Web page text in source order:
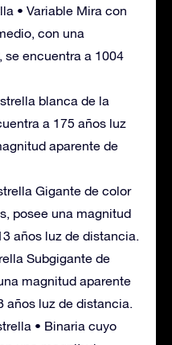
• Variable Mira con
con una
se encuentra a 1004
blanca de la
a 175 años luz
aparente de
Gigante de color
posee una magnitud
años luz de distancia.
Subgigante de
magnitud aparente
años luz de distancia.
• Binaria cuyo